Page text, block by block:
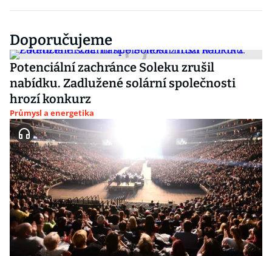
Doporučujeme
Potenciální zachránce Soleku zrušil
nabídku. Zadlužené solární společnosti
hrozí konkurz
Průmysl a energetika